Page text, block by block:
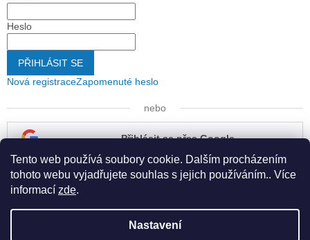
Tento web používá soubory cookie. Dalším procházením
tohoto webu vyjadřujete souhlas s jejich používáním.. Více
informací zde.
Nastavení
Heslo
PŘIHLÁSIT SE
Nová registraceZapomenuté heslo
nebo
Přihlásit se přes Google
Přihlásit se přes Seznam
Vytvořil Shoptet